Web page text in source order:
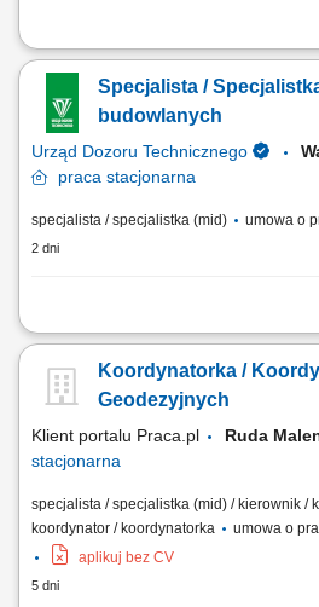
Do Twoich zadań należeć będzie:
dotyczących remontów i inwestycji
organizacyjnych UDT. Tworzenie zapisów
budowlane. Udział w odbiorach
remontowanych obiektów UDT....
Specjalista /
budowlanych
Urząd Dozoru Technicznego
praca stacjonarna
specjalista / specjalistka (mid) umowa o
2 dni
Opis stanowiska: Koordynowanie
budowlanych, odbiorami technicznymi oraz
powykonawczą. Weryfikacja kosztorysów i
Koordynatorka /
Geodezyjnych
Klient portalu Praca.pl Ruda
stacjonarna
specjalista / specjalistka (mid) / kierownik /
koordynator / koordynatorka
umowa o
aplikuj bez CV
5 dni